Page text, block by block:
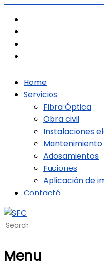
content
Home
Servicios
Fibra Óptica
Obra civil
Instalaciones
Mantenimiento
Adosamientos
Fuciones
Aplicación de
Contactó
Menu